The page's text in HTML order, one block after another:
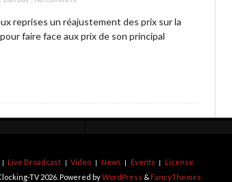
reprises un réajustement des prix sur la
faire face aux prix de son principal
Live Broadcast Video News Events
License
TV 2026. Powered byWordPress & FancyThemes